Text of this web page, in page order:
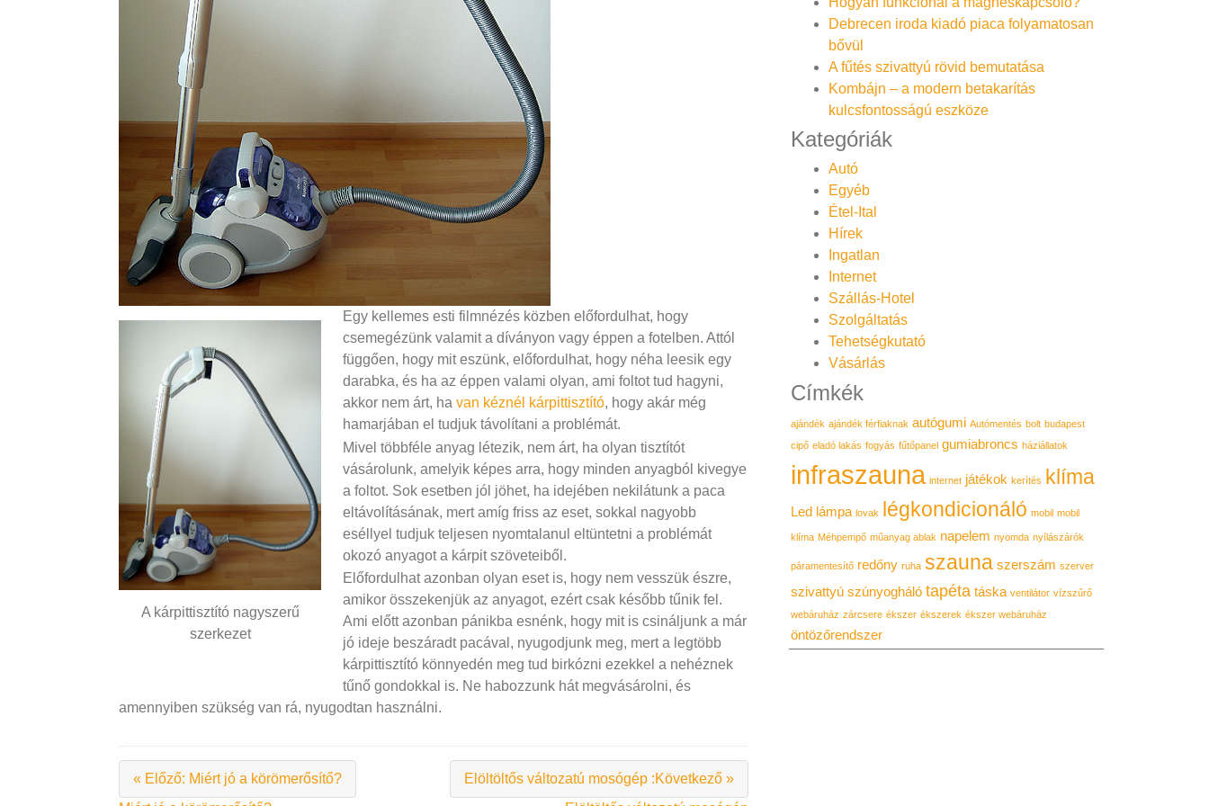
A kárpittisztító nagyszerű
szerkezet
Egy kellemes esti filmnézés közben előfordulhat, hogy
csemegézünk valamit a díványon vagy éppen a fotelben. Attól
függően, hogy mit eszünk, előfordulhat, hogy néha leesik egy
darabka, és ha az éppen valami olyan, ami foltot tud hagyni,
akkor nem árt, ha van kéznél kárpittisztító, hogy akár még
hamarjában el tudjuk távolítani a problémát.
Mivel többféle anyag létezik, nem árt, ha olyan tisztítót
vásárolunk, amelyik képes arra, hogy minden anyagból kivegye
a foltot. Sok esetben jól jöhet, ha idejében nekilátunk a paca
eltávolításának, mert amíg friss az eset, sokkal nagyobb
eséllyel tudjuk teljesen nyomtalanul eltüntetni a problémát
okozó anyagot a kárpit szöveteiből.
Előfordulhat azonban olyan eset is, hogy nem vesszük észre,
amikor összekenjük az anyagot, ezért csak később tűnik fel.
Ami előtt azonban pánikba esnénk, hogy mit is csináljunk a már
jó ideje beszáradt pacával, nyugodjunk meg, mert a legtöbb
kárpittisztító könnyedén meg tud birkózni ezekkel a nehéznek
tűnő gondokkal is. Ne habozzunk hát megvásárolni, és
amennyiben szükség van rá, nyugodtan használni.
« Előző: Miért jó a körömerősítő? Elöltöltős változatú mosógép :Következő »
Debrecen iroda kiadó piaca folyamatosan
bővül
A fűtés szivattyú rövid bemutatása
Kombájn – a modern betakarítás
kulcsfontosságú eszköze
Kategóriák
Autó
Egyéb
Étel-Ital
Hírek
Ingatlan
Internet
Szállás-Hotel
Szolgáltatás
Tehetségkutató
Vásárlás
Címkék
ajándék ajándék férfiaknak autógumi Autómentés bolt budapest
cipő eladó lakás fogyás fűtőpanel gumiabroncs háziállatok
infraszauna internet játékok kerítés klíma
Led lámpa lovak légkondicionáló mobil mobil
klíma Méhpempő műanyag ablak napelem nyomda nyílászárók
páramentesítő redőny ruha szauna szerszám szerver
szivattyú szúnyogháló tapéta táska ventilátor vízszűrő
webáruház zárcsere ékszer ékszerek ékszer webáruház
öntözőrendszer